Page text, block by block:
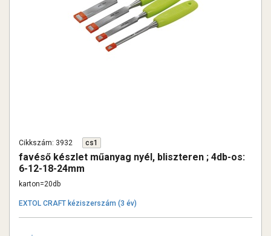
Cikkszám: 3932 cs1
favéső készlet műanyag nyél, bliszteren ; 4db-os:
6-12-18-24mm
karton=20db
EXTOL CRAFT kéziszerszám (3 év)